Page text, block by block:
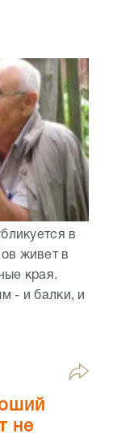
в
живет в
края.
- и балки, и
не